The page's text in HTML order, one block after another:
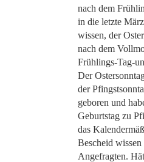
nach dem
in die letzte
wissen, der
nach dem
Frühlings-Tag-
Der
der
geboren und
Geburtstag zu
das
Bescheid
Angefragten.